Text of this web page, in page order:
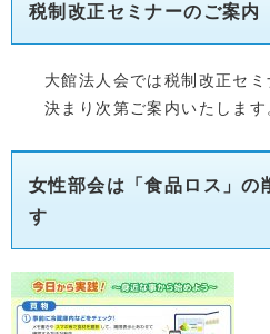
税制改正セミナーのご案内
大館法人会では税制改正セ
決まり次第ご案内いたします
女性部会は「食品ロス」の
す